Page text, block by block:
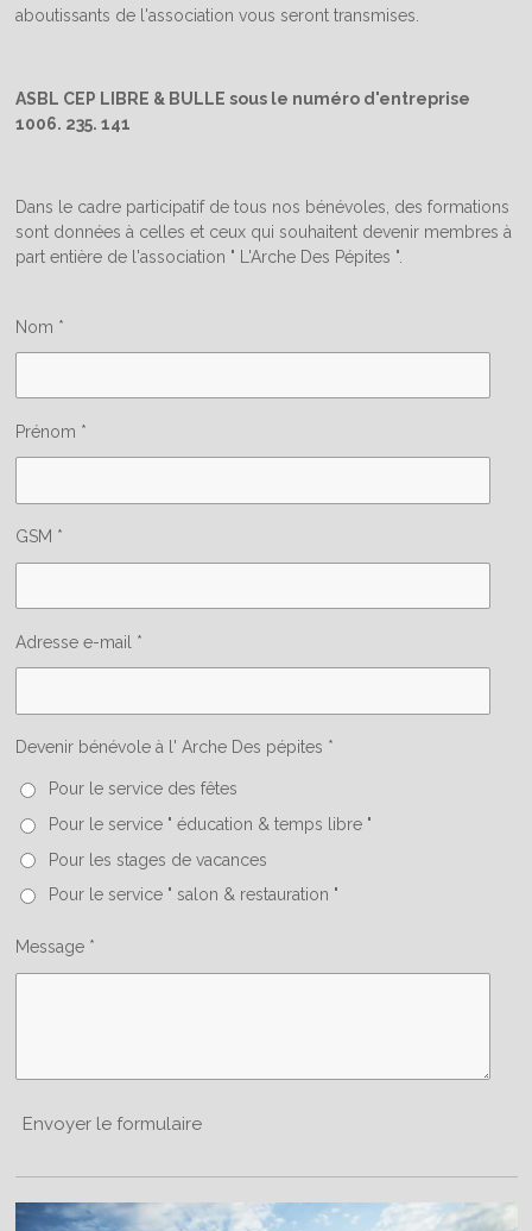
aboutissants de l'association vous seront transmises.
ASBL CEP LIBRE & BULLE sous le numéro d'entreprise
1006. 235. 141
Dans le cadre participatif de tous nos bénévoles, des formations
sont données à celles et ceux qui souhaitent devenir membres à
part entière de l'association " L'Arche Des Pépites ".
Nom *
Prénom *
GSM *
Adresse e-mail *
Devenir bénévole à l' Arche Des pépites *
Pour le service des fêtes
Pour le service " éducation & temps libre "
Pour les stages de vacances
Pour le service " salon & restauration "
Message *
Envoyer le formulaire